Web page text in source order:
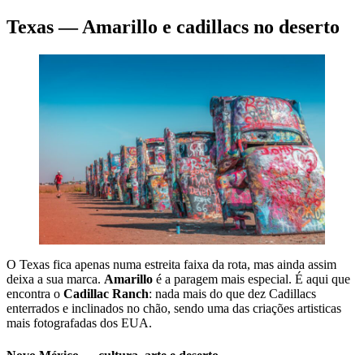
Texas — Amarillo e cadillacs no deserto
O Texas fica apenas numa estreita faixa da rota, mas ainda assim
deixa a sua marca. Amarillo é a paragem mais especial. É aqui que
encontra o Cadillac Ranch: nada mais do que dez Cadillacs
enterrados e inclinados no chão, sendo uma das criações artisticas
mais fotografadas dos EUA.